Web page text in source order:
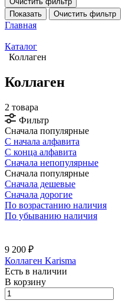
Показать
Очистить фильтр
Главная
Каталог
Коллаген
Коллаген
2 товара
Фильтр
Сначала популярные
С начала алфавита
С конца алфавита
Сначала непопулярные
Сначала популярные
Сначала дешевые
Сначала дорогие
По возрастанию наличия
По убыванию наличия
9 200 ₽
Коллаген Karisma
Есть в наличии
В корзину